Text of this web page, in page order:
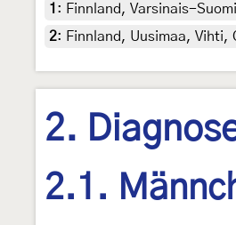
1 : Finnland, Varsinais-
2: Finnland, Uusimaa,
2.
2.1.